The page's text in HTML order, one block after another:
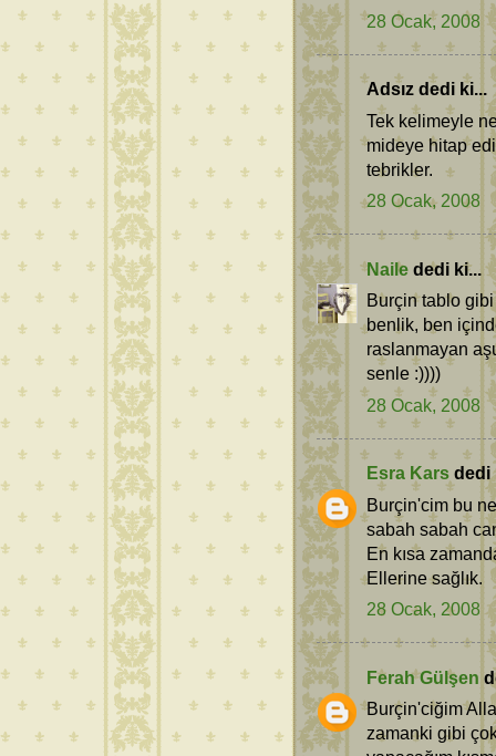
28 Ocak, 2008
Adsız dedi ki...
Tek kelimeyle
mideye hitap
tebrikler.
28 Ocak, 2008
Naile dedi ki...
Burçin tablo
benlik, ben
raslanmayan
senle :))))
28 Ocak, 2008
Esra Kars dedi
Burçin'cim bu
sabah sabah
En kısa
Ellerine sağlık.
28 Ocak, 2008
Ferah Gülşen
Burçin'ciğim
zamanki gibi